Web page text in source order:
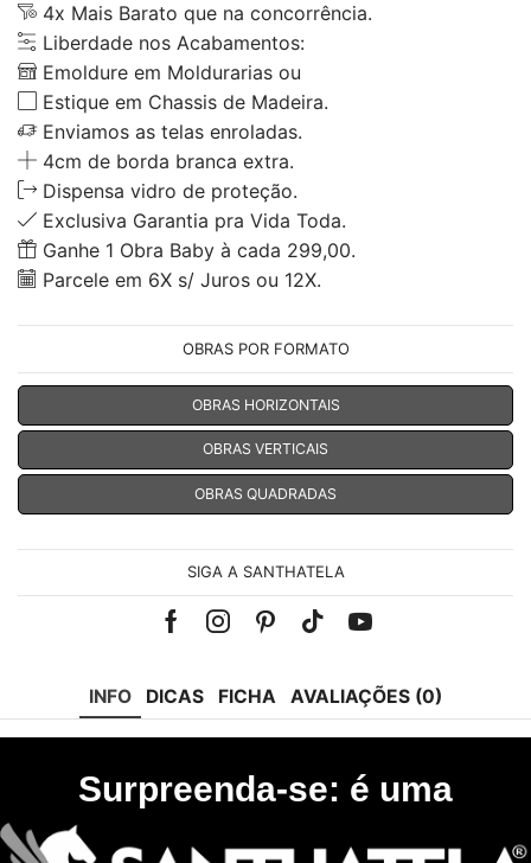
4x Mais Barato que na concorrência.
Liberdade nos Acabamentos:
Emoldure em Moldurarias ou
Estique em Chassis de Madeira.
Enviamos as telas enroladas.
4cm de borda branca extra.
Dispensa vidro de proteção.
Exclusiva Garantia pra Vida Toda.
Ganhe 1 Obra Baby à cada 299,00.
Parcele em 6X s/ Juros ou 12X.
OBRAS POR FORMATO
OBRAS HORIZONTAIS
OBRAS VERTICAIS
OBRAS QUADRADAS
SIGA A SANTHATELA
Facebook
Instagram
Pinterest
Tik-Youtube
INFO DICAS FICHA AVALIAÇÕES (0)
Surpreenda-se: é uma